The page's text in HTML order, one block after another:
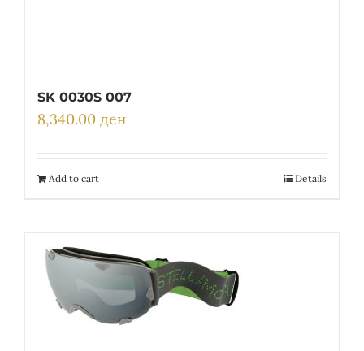
SK 0030S 007
8,340.00 ден
Add to cart Details